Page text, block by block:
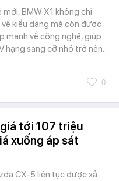
mới, BMW X1 không chỉ
kiểu dáng mà còn được
mạnh về công nghệ, giúp
hạng sang cỡ nhỏ trở nên…
0
tới 107 triệu
xuống áp sát
CX-5 liên tục được xả